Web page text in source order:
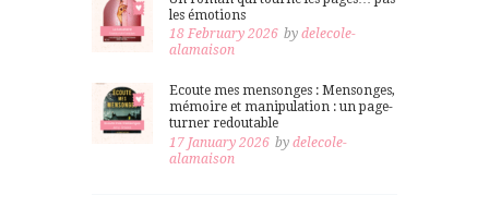
les émotions
18 February 2026 bydelecole-
alamaison
Ecoute mes mensonges : Mensonges,
mémoire et manipulation : un page-
turner redoutable
17 January 2026 bydelecole-
alamaison